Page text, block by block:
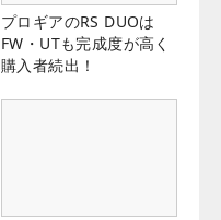
プロギアのRS DUOは
FW・UTも完成度が高く
購入者続出！